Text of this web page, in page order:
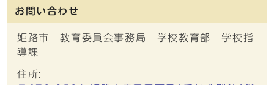
お問い合わせ
姫路市 教育委員会事務局 学校教育部 学校指
導課
住所: